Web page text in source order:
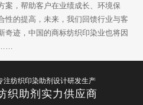
案，帮助客户在业绩成长、环境保
性的提高，未来，我们回馈行业与客
奇迹，中国的商标纺织印染业也将因
注纺织印染助剂设计研发生产
织助剂实力供应商